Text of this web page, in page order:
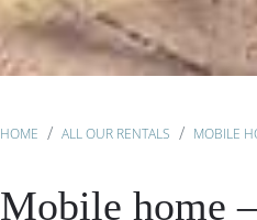
HOME ALL OUR RENTALS MOBILE
Mobile home